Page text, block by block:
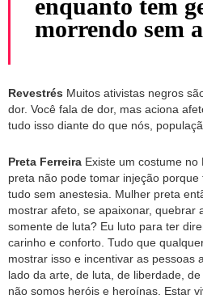
enquanto tem
morrendo sem
Revestrés Muitos ativistas negros
dor. Você fala de dor, mas aciona
tudo isso diante do que nós,
Preta Ferreira Existe um costume
preta não pode tomar injeção
tudo sem anestesia. Mulher preta
mostrar afeto, se apaixonar, quebrar
somente de luta? Eu luto para ter
carinho e conforto. Tudo que
mostrar isso e incentivar as pessoas
lado da arte, de luta, de liberdade,
não somos heróis e heroínas. Estar